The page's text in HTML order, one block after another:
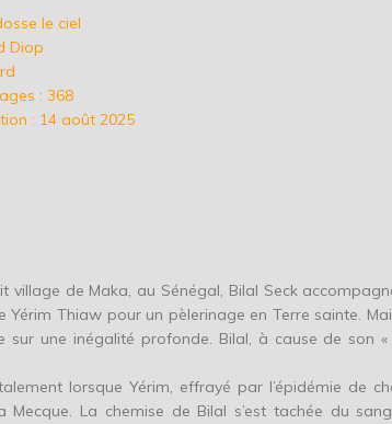
le ciel
Diop
: 368
: 14 août 2025
village de Maka, au Sénégal, Bilal Seck
Yérim Thiaw pour un pèlerinage en Terre sainte.
sur une inégalité profonde. Bilal, à cause de son «
lorsque Yérim, effrayé par l’épidémie de
La chemise de Bilal s’est tachée du sang